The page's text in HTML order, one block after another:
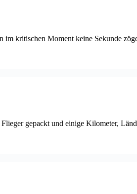
im kritischen Moment keine Sekunde
gepackt und einige Kilometer,